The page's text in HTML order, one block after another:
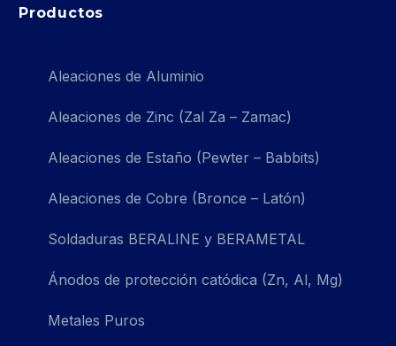
Productos
Aleaciones de Aluminio
Aleaciones de Zinc (Zal Za – Zamac)
Aleaciones de Estaño (Pewter – Babbits)
Aleaciones de Cobre (Bronce – Latón)
Soldaduras BERALINE y BERAMETAL
Ánodos de protección catódica (Zn, Al, Mg)
Metales Puros